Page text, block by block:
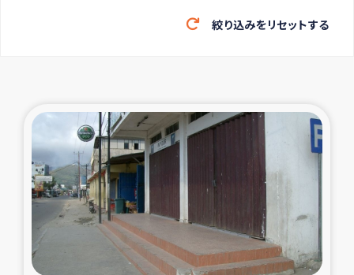
緊急救援の時代
東ティモール豪雨緊急支援
大雨による洪水被災者支援
カカオ生産者支援事業
シリア国内避難民・帰還民の生活再建支援
絞り込みをリセットする